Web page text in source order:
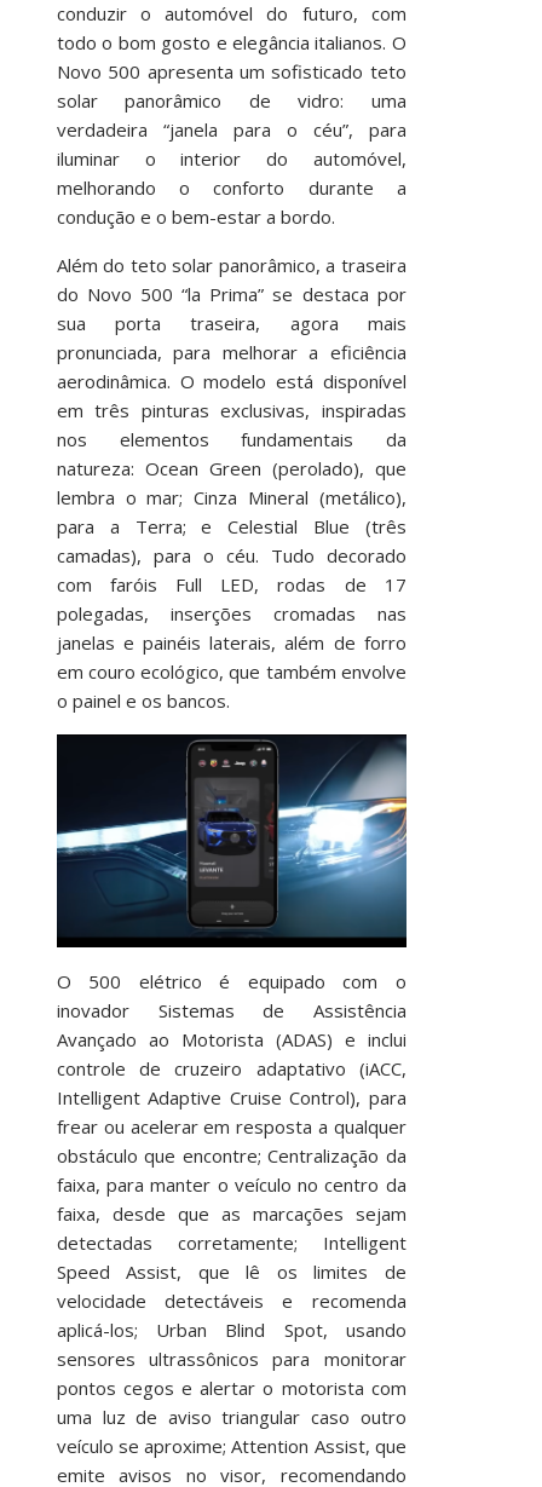
conduzir o automóvel do futuro, com
todo o bom gosto e elegância italianos. O
Novo 500 apresenta um sofisticado teto
solar panorâmico de vidro: uma
verdadeira “janela para o céu”, para
iluminar o interior do automóvel,
melhorando o conforto durante a
condução e o bem-estar a bordo.
Além do teto solar panorâmico, a traseira
do Novo 500 “la Prima” se destaca por
sua porta traseira, agora mais
pronunciada, para melhorar a eficiência
aerodinâmica. O modelo está disponível
em três pinturas exclusivas, inspiradas
nos elementos fundamentais da
natureza: Ocean Green (perolado), que
lembra o mar; Cinza Mineral (metálico),
para a Terra; e Celestial Blue (três
camadas), para o céu. Tudo decorado
com faróis Full LED, rodas de 17
polegadas, inserções cromadas nas
janelas e painéis laterais, além de forro
em couro ecológico, que também envolve
o painel e os bancos.
O 500 elétrico é equipado com o
inovador Sistemas de Assistência
Avançado ao Motorista (ADAS) e inclui
controle de cruzeiro adaptativo (iACC,
Intelligent Adaptive Cruise Control), para
frear ou acelerar em resposta a qualquer
obstáculo que encontre; Centralização da
faixa, para manter o veículo no centro da
faixa, desde que as marcações sejam
detectadas corretamente; Intelligent
Speed ​​Assist, que lê os limites de
velocidade detectáveis ​​e recomenda
aplicá-los; Urban Blind Spot, usando
sensores ultrassônicos para monitorar
pontos cegos e alertar o motorista com
uma luz de aviso triangular caso outro
veículo se aproxime; Attention Assist, que
emite avisos no visor, recomendando